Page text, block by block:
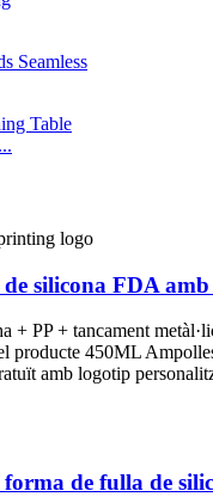
silicona FDA
PP + tancament
450ML
amb logotip
de fulla de